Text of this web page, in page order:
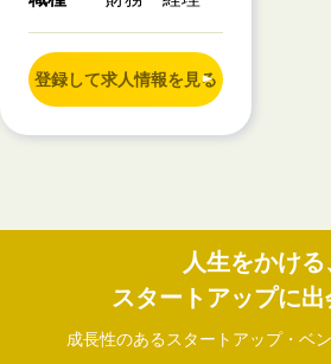
登録して求人情報を見る
人生をかける
スタートアップに出
成長性のあるスタートアップ・ベ